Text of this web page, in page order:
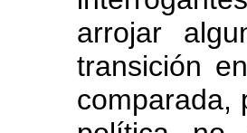
arrojar
transición
comparada,